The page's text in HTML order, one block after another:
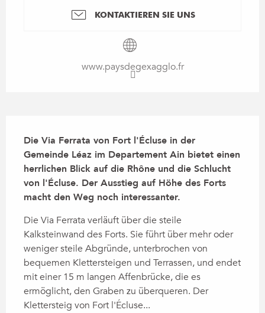
KONTAKTIEREN SIE UNS
www.paysdegexagglo.fr
Die Via Ferrata von Fort l'Écluse in der
Gemeinde Léaz im Departement Ain bietet einen
herrlichen Blick auf die Rhône und die Schlucht
von l'Écluse. Der Ausstieg auf Höhe des Forts
macht den Weg noch interessanter.
Die Via Ferrata verläuft über die steile
Kalksteinwand des Forts. Sie führt über mehr oder
weniger steile Abgründe, unterbrochen von
bequemen Klettersteigen und Terrassen, und endet
mit einer 15 m langen Affenbrücke, die es
ermöglicht, den Graben zu überqueren. Der
Klettersteig von Fort l'Écluse...